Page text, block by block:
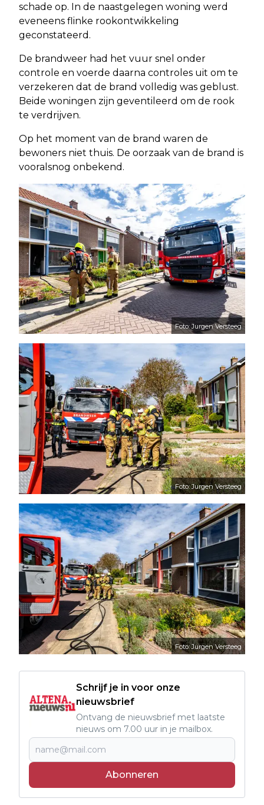
schade op. In de naastgelegen woning werd
eveneens flinke rookontwikkeling
geconstateerd.
De brandweer had het vuur snel onder
controle en voerde daarna controles uit om te
verzekeren dat de brand volledig was geblust.
Beide woningen zijn geventileerd om de rook
te verdrijven.
Op het moment van de brand waren de
bewoners niet thuis. De oorzaak van de brand is
vooralsnog onbekend.
Foto: Jurgen Versteeg
Foto: Jurgen Versteeg
Foto: Jurgen Versteeg
Schrijf je in voor onze
nieuwsbrief
Ontvang de nieuwsbrief met laatste
nieuws om 7.00 uur in je mailbox.
Abonneren